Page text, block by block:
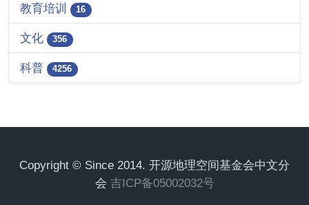
教育培训 16
文化 356
科普 4256
Copyright © Since 2014. 开源地理空间基金会中文分
会 吉ICP备05002032号